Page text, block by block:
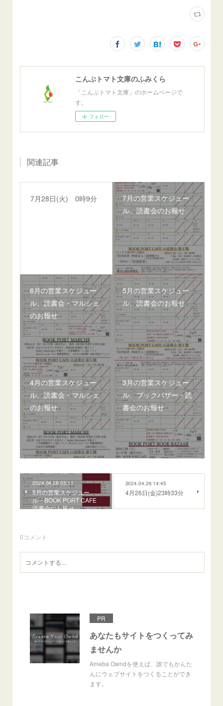
こんぶトマト文庫のふみくら
「こんぶトマト文庫」のホームページで
す。
フォロー
関連記事
7月28日(火) 0時9分
7月の営業スケジュー
ル、読書会のお報せ
6月の営業スケジュー
ル、読書会・マルシェ
のお報せ
5月の営業スケジュー
ル、読書会のお報せ
4月の営業スケジュー
ル、読書会・マルシェ
のお報せ
3月の営業スケジュー
ル、ブックバザー・読
書会のお報せ
2024.04.28 03:11
5月の営業スケジュー
ル・BOOK PORT CAFE
読書会のお報せ
2024.04.26 14:45
4月26日(金)23時33分
0コメント
PR
あなたもサイトをつくってみ
ませんか
Ameba Owndを使えば、誰でもかんた
んにウェブサイトをつくることができ
ます。